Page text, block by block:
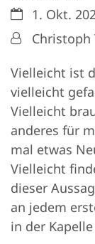
Datum:
1. Okt.
Von:Christoph
Vielleicht ist
vielleicht
Vielleicht
anderes für
mal etwas
Vielleicht
dieser
an jedem
in der